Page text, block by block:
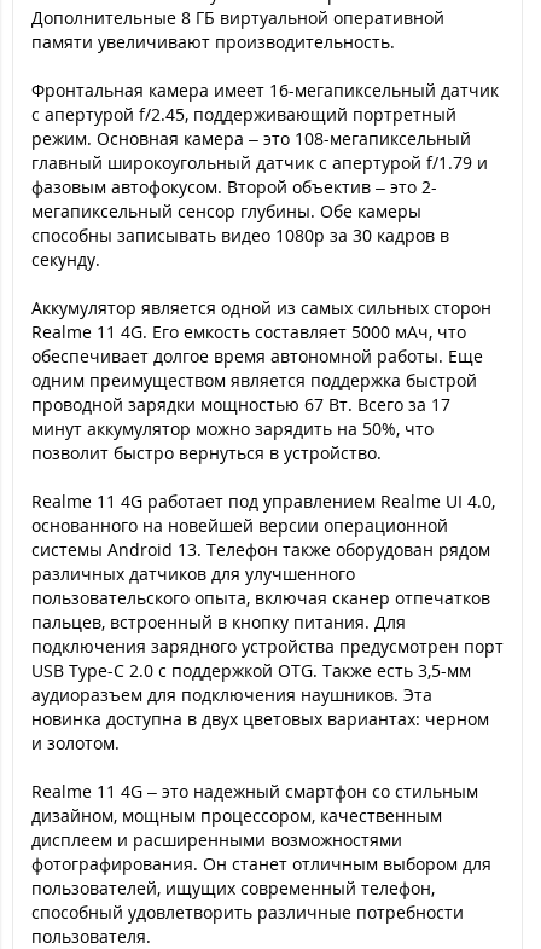
Дополнительные 8 ГБ виртуальной оперативной
памяти увеличивают производительность.
Фронтальная камера имеет 16-мегапиксельный датчик
с апертурой f/2.45, поддерживающий портретный
режим. Основная камера – это 108-мегапиксельный
главный широкоугольный датчик с апертурой f/1.79 и
фазовым автофокусом. Второй объектив – это 2-
мегапиксельный сенсор глубины. Обе камеры
способны записывать видео 1080p за 30 кадров в
секунду.
Аккумулятор является одной из самых сильных сторон
Realme 11 4G. Его емкость составляет 5000 мАч, что
обеспечивает долгое время автономной работы. Еще
одним преимуществом является поддержка быстрой
проводной зарядки мощностью 67 Вт. Всего за 17
минут аккумулятор можно зарядить на 50%, что
позволит быстро вернуться в устройство.
Realme 11 4G работает под управлением Realme UI 4.0,
основанного на новейшей версии операционной
системы Android 13. Телефон также оборудован рядом
различных датчиков для улучшенного
пользовательского опыта, включая сканер отпечатков
пальцев, встроенный в кнопку питания. Для
подключения зарядного устройства предусмотрен порт
USB Type-C 2.0 с поддержкой OTG. Также есть 3,5-мм
аудиоразъем для подключения наушников. Эта
новинка доступна в двух цветовых вариантах: черном
и золотом.
Realme 11 4G – это надежный смартфон со стильным
дизайном, мощным процессором, качественным
дисплеем и расширенными возможностями
фотографирования. Он станет отличным выбором для
пользователей, ищущих современный телефон,
способный удовлетворить различные потребности
пользователя.